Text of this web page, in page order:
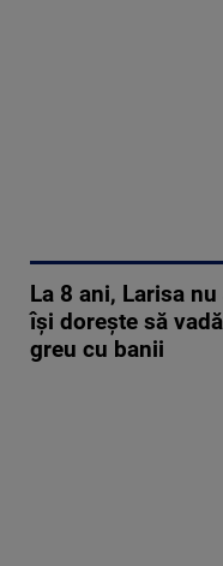
La 8 ani, Larisa
își dorește să
greu cu banii